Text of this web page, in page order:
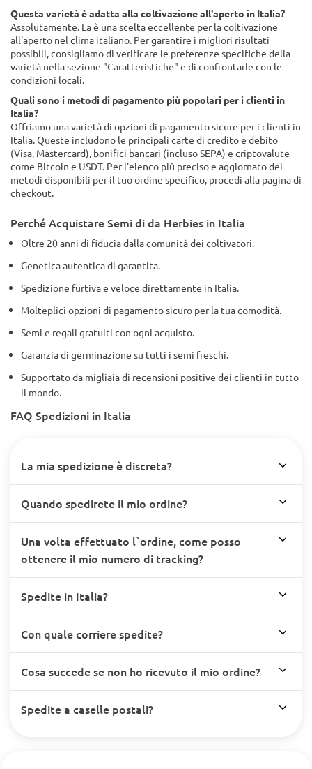
Questa varietà è adatta alla coltivazione all'aperto in Italia?
Assolutamente. La è una scelta eccellente per la coltivazione
all'aperto nel clima italiano. Per garantire i migliori risultati
possibili, consigliamo di verificare le preferenze specifiche della
varietà nella sezione "Caratteristiche" e di confrontarle con le
condizioni locali.
Quali sono i metodi di pagamento più popolari per i clienti in
Italia?
Offriamo una varietà di opzioni di pagamento sicure per i clienti in
Italia. Queste includono le principali carte di credito e debito
(Visa, Mastercard), bonifici bancari (incluso SEPA) e criptovalute
come Bitcoin e USDT. Per l'elenco più preciso e aggiornato dei
metodi disponibili per il tuo ordine specifico, procedi alla pagina di
checkout.
Perché Acquistare Semi di da Herbies in Italia
Oltre 20 anni di fiducia dalla comunità dei coltivatori.
Genetica autentica di garantita.
Spedizione furtiva e veloce direttamente in Italia.
Molteplici opzioni di pagamento sicuro per la tua comodità.
Semi e regali gratuiti con ogni acquisto.
Garanzia di germinazione su tutti i semi freschi.
Supportato da migliaia di recensioni positive dei clienti in tutto
il mondo.
FAQ Spedizioni in Italia
La mia spedizione è discreta?
Quando spedirete il mio ordine?
Una volta effettuato l`ordine, come posso
ottenere il mio numero di tracking?
Spedite in Italia?
Con quale corriere spedite?
Cosa succede se non ho ricevuto il mio ordine?
Spedite a caselle postali?